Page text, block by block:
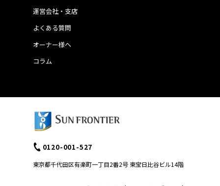
運営会社・支店
よくある質問
オーナー様へ
コラム
0120-001-527
東京都千代田区有楽町一丁目2番2号 東宝日比谷ビル14階